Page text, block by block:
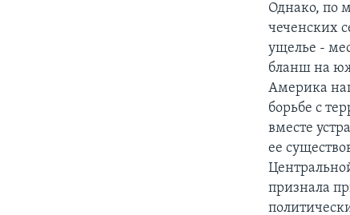
Однако, по
чеченских
ущелье -
бланш на
Америка
борьбе с
вместе
ее
признала